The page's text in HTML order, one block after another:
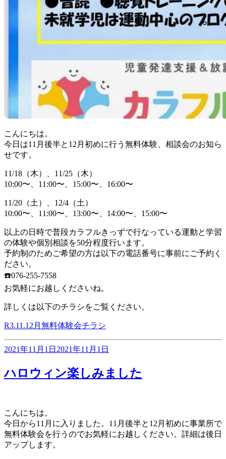
こんにちは。
今日は11月後半と12月初めに行う無料体験、相談会のお知ら
せです。
11/18（木）、11/25（木）
10:00〜、11:00〜、15:00〜、16:00〜
11/20（土）、12/4（土）
10:00〜、11:00〜、13:00〜、14:00〜、15:00〜
以上の日時で普段カラフルきっずで行なっている運動と学習
の体験や個別相談を50分程度行います。
予約制のためご希望の方は以下の電話番号に事前にご予約く
ださい。
☎️076-255-7558
お気軽にお越しくださいね。
詳しくは以下のチラシをご覧ください。
R3.11.12月無料体験会チラシ
投
日:
2021年11月1日 2021年11月1日
ハロウィン楽しみました
こんにちは。
今日から11月に入りました。11月後半と12月初めに事業所で
無料体験会を行うのでお気軽にお越しください。詳細は後日
アップします。